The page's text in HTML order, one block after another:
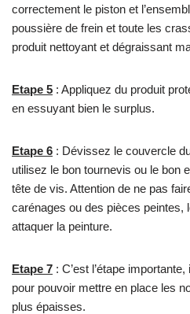
correctement le piston et
poussière de frein et toute les
produit nettoyant et dégraissant
Etape 5 : Appliquez du produit
en essuyant bien le surplus.
Etape 6 : Dévissez le couvercle
utilisez le bon tournevis ou le bon
tête de vis. Attention de ne pas
carénages ou des pièces peintes,
attaquer la peinture.
Etape 7 : C’est l’étape
pour pouvoir mettre en place les
plus épaisses.